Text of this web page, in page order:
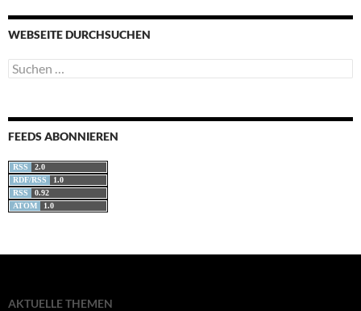
WEBSEITE DURCHSUCHEN
Suchen
nach:
FEEDS ABONNIEREN
RSS
2.0
RDF/RSS
1.0
RSS
0.92
ATOM
1.0
AKTUELLE THEMEN